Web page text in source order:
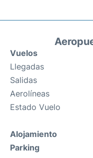
Vuelos
Llegadas
Salidas
Aerolíneas
Estado Vuelo
Alojamiento
Parking